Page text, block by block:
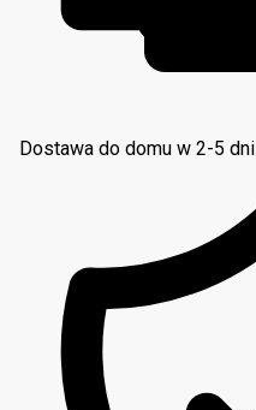
Dostawa do domu w 2-5 dni